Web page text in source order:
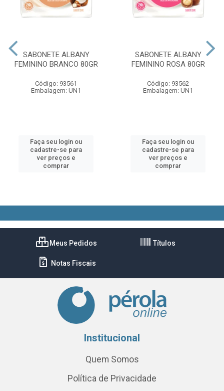
SABONETE ALBANY
FEMININO BRANCO 80GR
Código: 93561
Embalagem: UN1
Faça seu login ou
cadastre-se para
ver preços e
comprar
SABONETE ALBANY
FEMININO ROSA 80GR
Código: 93562
Embalagem: UN1
Faça seu login ou
cadastre-se para
ver preços e
comprar
Meus Pedidos Títulos
Notas Fiscais
Institucional
Quem Somos
Política de Privacidade